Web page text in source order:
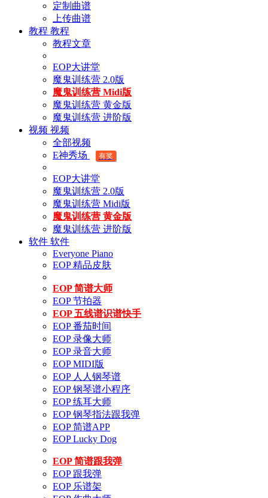
定制曲谱
上传曲谱
教程 教程
教程文章
EOP大讲堂
魔鬼训练营 2.0版
魔鬼训练营 Midi版
魔鬼训练营 黄金版
魔鬼训练营 进阶版
视频 视频
全部视频
E神秀场
有奖
EOP大讲堂
魔鬼训练营 2.0版
魔鬼训练营 Midi版
魔鬼训练营 黄金版
魔鬼训练营 进阶版
软件 软件
Everyone Piano
EOP 精品皮肤
EOP 简谱大师
EOP 节拍器
EOP 五线谱识谱快手
EOP 番茄时间
EOP 录像大师
EOP 录音大师
EOP MIDI版
EOP 人人钢琴谱
EOP 钢琴谱小程序
EOP 练耳大师
EOP 钢琴指法跟我弹
EOP 简谱APP
EOP Lucky Dog
EOP 简谱跟我弹
EOP 跟我弹
EOP 乐谱架